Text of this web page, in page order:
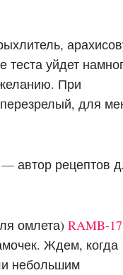
теста уйдет
При
для
омлета)RAMB-17
Ждем, когда
небольшим